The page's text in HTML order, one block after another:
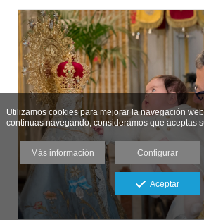
Utilizamos cookies para mejorar la navegación
continuas navegando, consideramos que aceptas
Más información Configurar
Aceptar